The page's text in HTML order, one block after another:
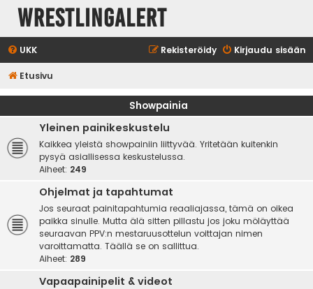
WrestlingAlert
UKK Kirjaudu sisään
Rekisteröidy
Etusivu
Showpainia
Yleinen painikeskustelu
Kaikkea yleistä showpainiin liittyvää. Yritetään kuitenkin
pysyä asiallisessa keskustelussa.
Aiheet: 249
Ohjelmat ja tapahtumat
Jos seuraat painitapahtumia reaaliajassa, tämä on oikea
paikka sinulle. Mutta älä sitten pillastu jos joku möläyttää
seuraavan PPV:n mestaruusottelun voittajan nimen
varoittamatta. Täällä se on sallittua.
Aiheet: 289
Vapaapainipelit & videot